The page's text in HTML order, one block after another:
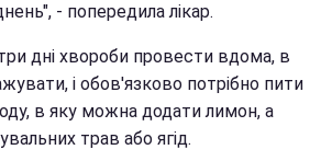
- попередила лікар.
дні хвороби провести вдома, в
і обов'язково потрібно пити
в яку можна додати лимон, а
трав або ягід.